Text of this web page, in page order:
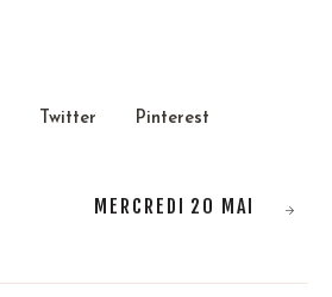
Twitter Pinterest
MERCREDI 20 MAI